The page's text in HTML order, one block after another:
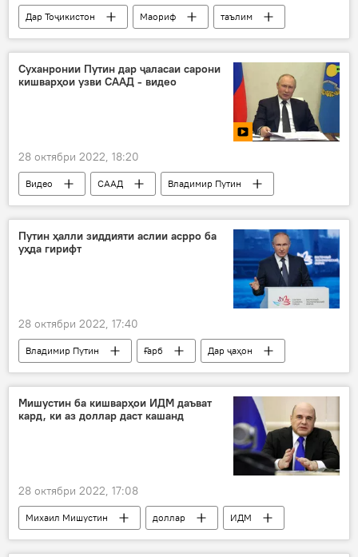
Дар Тоҷикистон Маориф
таълим
таътил
тирамоҳ
талабагон
Суханронии Путин дар ҷаласаи сарони
кишварҳои узви СААД - видео
28 октябри 2022, 18:20
Видео СААД
Владимир Путин
оромӣ
Сиёсат
Путин ҳалли зиддияти аслии асрро ба
уҳда гирифт
28 октябри 2022, 17:40
Владимир Путин Ғарб
Дар ҷаҳон
Сиёсат
АвруОсиё
ИМА
Аврупо
Дар Русия
Мишустин ба кишварҳои ИДМ даъват
кард, ки аз доллар даст кашанд
28 октябри 2022, 17:08
Михаил Мишустин доллар
ИДМ
Сиёсат
Иқтисод Дар Русия